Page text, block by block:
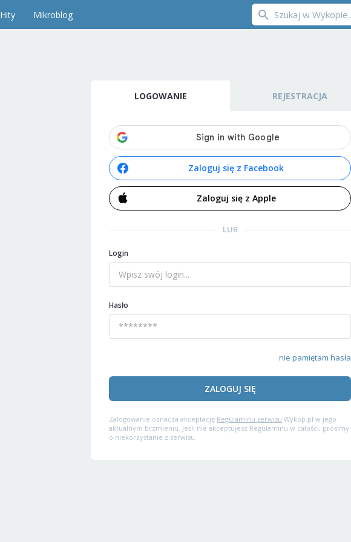
Hity Mikroblog
LOGOWANIE REJESTRACJA
Zaloguj się z Facebook
Zaloguj się z Apple
LUB
Login
Hasło
nie pamiętam hasła
ZALOGUJ SIĘ
Zalogowanie oznacza akceptację Regulaminu serwisu Wykop.pl w jego
aktualnym brzmieniu. Jeśli nie akceptujesz Regulaminu w całości, prosimy
o niekorzystanie z serwisu.